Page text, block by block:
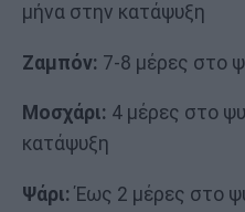
μήνα στην κατάψυξη
Ζαμπόν: 7-8 μέρες στο
Μοσχάρι: 4 μέρες στο
κατάψυξη
Ψάρι: Έως 2 μέρες στο